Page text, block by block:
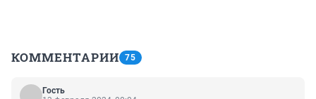
КОММЕНТАРИИ 75
Гость